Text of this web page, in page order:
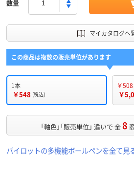
数量
マイカタログへ
この商品は複数の販売単位があります
1本
￥548 (税込)
￥508
￥
「軸色」「販売単位」 違いで 全8
パイロットの多機能ボールペンを全て見